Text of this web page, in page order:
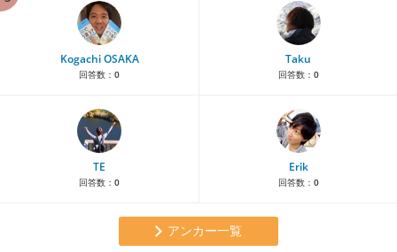
Kogachi OSAKA
回答数： 0
Taku
回答数： 0
TE
回答数： 0
Erik
回答数： 0
アンカー一覧